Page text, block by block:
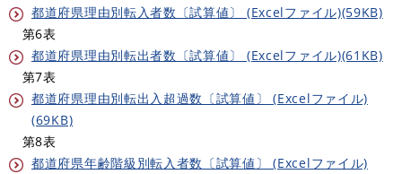
都道府県理由別転入者数〔試算値〕 (Excelファイル)(59KB)
第6表
都道府県理由別転出者数〔試算値〕 (Excelファイル)(61KB)
第7表
都道府県理由別転出入超過数〔試算値〕 (Excelファイル)
(69KB)
第8表
都道府県年齢階級別転入者数〔試算値〕 (Excelファイル)